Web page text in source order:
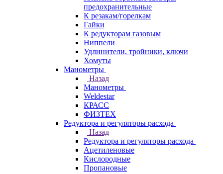
предохранительные
К резакам/горелкам
Гайки
К редукторам газовым
Ниппели
Удлинители, тройники, ключи
Хомуты
Манометры
Назад
Манометры
Weldestar
КРАСС
ФИЗТЕХ
Редуктора и регуляторы расхода
Назад
Редуктора и регуляторы расхода
Ацетиленовые
Кислородные
Пропановые